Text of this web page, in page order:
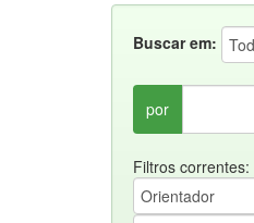
Buscar em:
por
Filtros correntes: